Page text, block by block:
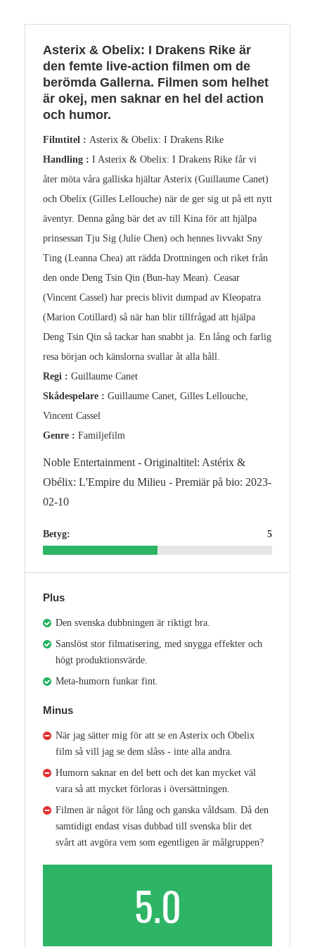
Asterix & Obelix: I Drakens Rike är
den femte live-action filmen om de
berömda Gallerna. Filmen som helhet
är okej, men saknar en hel del action
och humor.
Filmtitel : Asterix & Obelix: I Drakens Rike
Handling : I Asterix & Obelix: I Drakens Rike får vi
åter möta våra galliska hjältar Asterix (Guillaume Canet)
och Obelix (Gilles Lellouche) när de ger sig ut på ett nytt
äventyr. Denna gång bär det av till Kina för att hjälpa
prinsessan Tju Sig (Julie Chen) och hennes livvakt Sny
Ting (Leanna Chea) att rädda Drottningen och riket från
den onde Deng Tsin Qin (Bun-hay Mean). Ceasar
(Vincent Cassel) har precis blivit dumpad av Kleopatra
(Marion Cotillard) så när han blir tillfrågad att hjälpa
Deng Tsin Qin så tackar han snabbt ja. En lång och farlig
resa början och känslorna svallar åt alla håll.
Regi : Guillaume Canet
Skådespelare : Guillaume Canet, Gilles Lellouche,
Vincent Cassel
Genre : Familjefilm
Noble Entertainment - Originaltitel: Astérix &
Obélix: L'Empire du Milieu - Premiär på bio: 2023-
02-10
Betyg: 5
Plus
Den svenska dubbningen är riktigt bra.
Sanslöst stor filmatisering, med snygga effekter och
högt produktionsvärde.
Meta-humorn funkar fint.
Minus
När jag sätter mig för att se en Asterix och Obelix
film så vill jag se dem slåss - inte alla andra.
Humorn saknar en del bett och det kan mycket väl
vara så att mycket förloras i översättningen.
Filmen är något för lång och ganska våldsam. Då den
samtidigt endast visas dubbad till svenska blir det
svårt att avgöra vem som egentligen är målgruppen?
5.0